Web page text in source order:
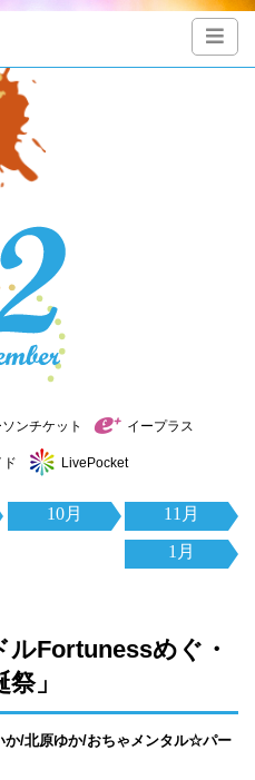
ソンチケット イープラス
LivePocket
10月
11月
1月
ルFortunessめぐ・
」
か/北原ゆか/おちゃメンタル☆パー